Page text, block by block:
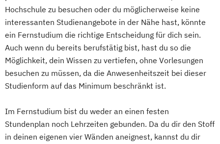
Management
Business Administration (DE/EN)
Business Intelligence
Business Intelligence (DE/EN)
Cloud Computing
Coaching
Coaching und Supervision
Customer Centricity
Cyber Security (DE/EN)
Data Management (DE/EN)
Hochschule zu besuchen oder du möglicherweise keine
interessanten Studienangebote in der Nähe hast, könnte
ein Fernstudium die richtige Entscheidung für dich sein.
Auch wenn du bereits berufstätig bist, hast du so die
Möglichkeit, dein Wissen zu vertiefen, ohne Vorlesungen
besuchen zu müssen, da die Anwesenheitszeit bei dieser
Studienform auf das Minimum beschränkt ist.
Im Fernstudium bist du weder an einen festen
Stundenplan noch Lehrzeiten gebunden. Da du dir den Stoff
in deinen eigenen vier Wänden aneignest, kannst du dir